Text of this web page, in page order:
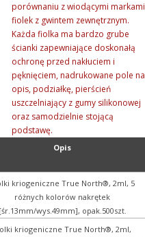
/ Areometry
drewna, ...
oka
porównaniu z wiodącymi markami
fiolek z gwintem zewnętrznym.
Każda fiolka ma bardzo grube
ścianki zapewniające doskonałą
ochronę przed nakłuciem i
pęknięciem, nadrukowane pole na
opis, podziałkę, pierścień
uszczelniający z gumy silikonowej
oraz samodzielnie stojącą
podstawę.
Opis
kriogeniczne True North®, 2ml, 5
różnych kolorów nakrętek
[śr.13mm/wys.49mm], opak.500szt.
kriogeniczne True North®, 2ml,